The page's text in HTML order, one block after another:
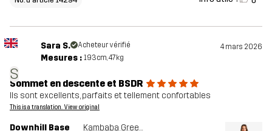
S
Sara S. Acheteur vérifié 4 mars 2026
Mesures : 193cm, 47kg
Sommet en descente et BSDR
Ils sont excellents, parfaits et tellement confortables
This is a translation. View original
Downhill Base
Kambaba Green/Lemon Grass